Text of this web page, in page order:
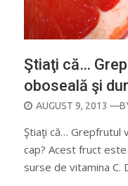
Ştiaţi că…
oboseală şi
POSTED
AUGUST 9, 2013
Ştiaţi că… Grepfrutul
cap? Acest fruct
surse de vitamina C.